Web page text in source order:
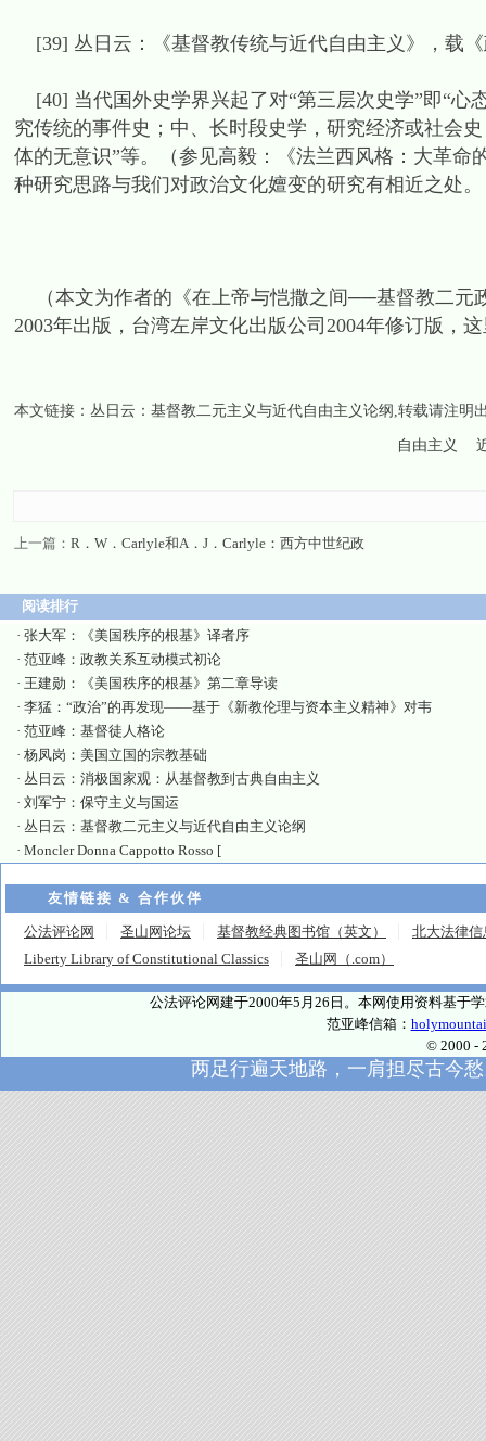
[39] 丛日云：《基督教传统与近代自由主义》，载《
[40] 当代国外史学界兴起了对“第三层次史学”即“心
究传统的事件史；中、长时段史学，研究经济或社会
体的无意识”等。（参见高毅：《法兰西风格：大革
种研究思路与我们对政治文化嬗变的研究有相近之处。
（本文为作者的《在上帝与恺撒之间──基督教二元
2003年出版，台湾左岸文化出版公司2004年修订版，
本文链接： 丛日云：基督教二元主义与近代自由主义论纲 ,转载请注明
自由主义
上一篇： R．W．Carlyle和A．J．Carlyle：西方中世纪政
阅读排行
· 张大军：《美国秩序的根基》译者序
· 范亚峰：政教关系互动模式初论
· 王建勋：《美国秩序的根基》第二章导读
· 李猛：“政治”的再发现——基于《新教伦理与资本主义精神》对韦
· 范亚峰：基督徒人格论
· 杨凤岗：美国立国的宗教基础
· 丛日云：消极国家观：从基督教到古典自由主义
· 刘军宁：保守主义与国运
· 丛日云：基督教二元主义与近代自由主义论纲
· Moncler Donna Cappotto Rosso [
友情链接 & 合作伙伴
公法评论网 圣山网论坛 基督教经典图书馆（英文）
北大法律信
Liberty Library of Constitutional Classics
圣山网（.com）
公法评论网建于2000年5月26日。本网使用资料基于
范亚峰信箱：
© 2000 -
两足行遍天地路，一肩担尽古今